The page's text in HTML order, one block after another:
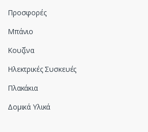
Προσφορές
Μπάνιο
Κουζίνα
Ηλεκτρικές Συσκευές
Πλακάκια
Δομικά Υλικά